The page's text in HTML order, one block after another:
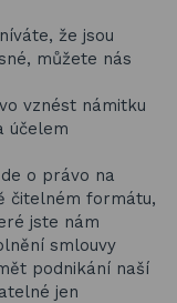
že jsou
můžete nás
vznést námitku
účelem
o právo na
čitelném formátu,
jste nám
smlouvy
podnikání naší
jen